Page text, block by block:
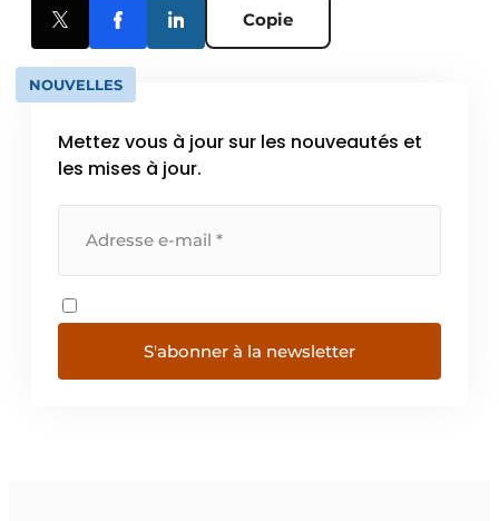
Copie
NOUVELLES
Mettez vous à jour sur les nouveautés et
les mises à jour.
S'abonner à la newsletter